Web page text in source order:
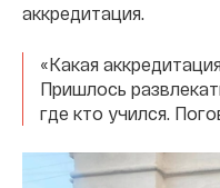
аккредитация.
«Какая
Пришлось
где кто учился.